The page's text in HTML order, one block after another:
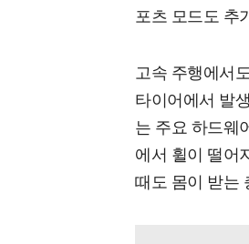
포츠 모드도 추
고속 주행에서
타이어에서 발
는 주요 하드웨
에서 휠이 떨어
때도 몸이 받는